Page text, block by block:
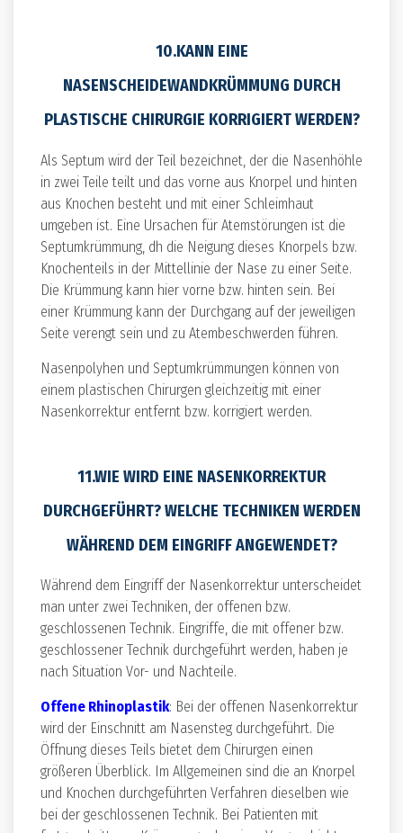
10.KANN EINE
NASENSCHEIDEWANDKRÜMMUNG DURCH
PLASTISCHE CHIRURGIE KORRIGIERT WERDEN?
Als Septum wird der Teil bezeichnet, der die Nasenhöhle
in zwei Teile teilt und das vorne aus Knorpel und hinten
aus Knochen besteht und mit einer Schleimhaut
umgeben ist. Eine Ursachen für Atemstörungen ist die
Septumkrümmung, dh die Neigung dieses Knorpels bzw.
Knochenteils in der Mittellinie der Nase zu einer Seite.
Die Krümmung kann hier vorne bzw. hinten sein. Bei
einer Krümmung kann der Durchgang auf der jeweiligen
Seite verengt sein und zu Atembeschwerden führen.
Nasenpolyhen und Septumkrümmungen können von
einem plastischen Chirurgen gleichzeitig mit einer
Nasenkorrektur entfernt bzw. korrigiert werden.
11.WIE WIRD EINE NASENKORREKTUR
DURCHGEFÜHRT? WELCHE TECHNIKEN WERDEN
WÄHREND DEM EINGRIFF ANGEWENDET?
Während dem Eingriff der Nasenkorrektur unterscheidet
man unter zwei Techniken, der offenen bzw.
geschlossenen Technik. Eingriffe, die mit offener bzw.
geschlossener Technik durchgeführt werden, haben je
nach Situation Vor- und Nachteile.
Offene Rhinoplastik: Bei der offenen Nasenkorrektur
wird der Einschnitt am Nasensteg durchgeführt. Die
Öffnung dieses Teils bietet dem Chirurgen einen
größeren Überblick. Im Allgemeinen sind die an Knorpel
und Knochen durchgeführten Verfahren dieselben wie
bei der geschlossenen Technik. Bei Patienten mit